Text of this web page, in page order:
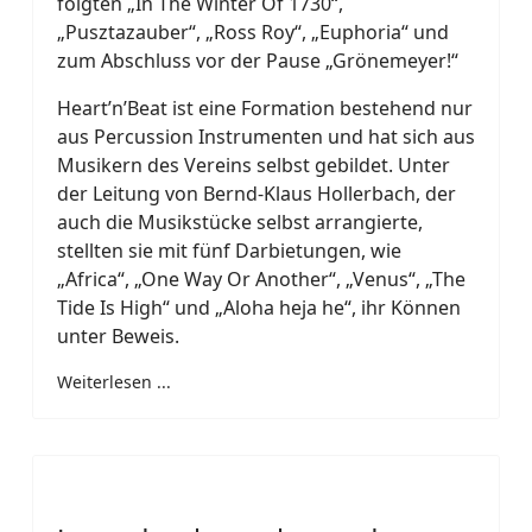
„Pusztazauber“, „Ross Roy“, „Euphoria“ und
zum Abschluss vor der Pause „Grönemeyer!“
Heart’n’Beat ist eine Formation bestehend nur
aus Percussion Instrumenten und hat sich aus
Musikern des Vereins selbst gebildet. Unter
der Leitung von Bernd-Klaus Hollerbach, der
auch die Musikstücke selbst arrangierte,
stellten sie mit fünf Darbietungen, wie
„Africa“, „One Way Or Another“, „Venus“, „The
Tide Is High“ und „Aloha heja he“, ihr Können
unter Beweis.
Weiterlesen ...